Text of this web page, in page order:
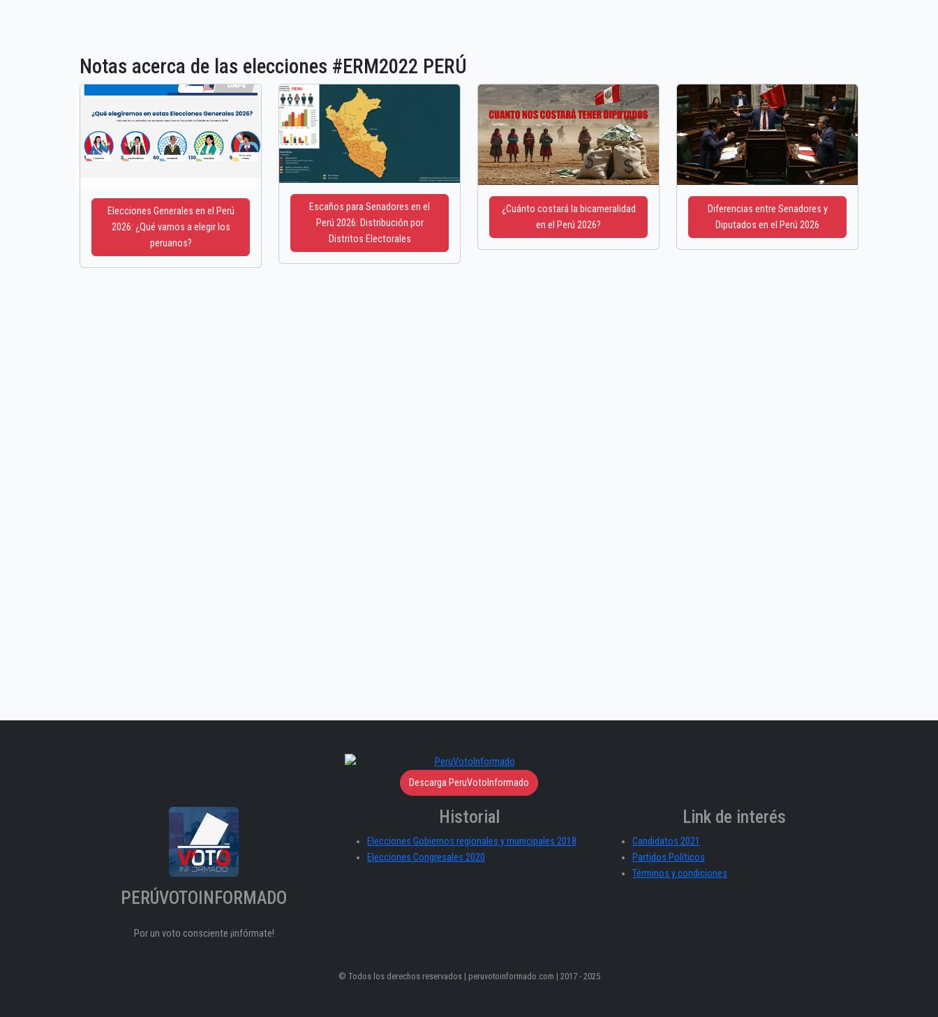
Notas acerca de las elecciones #ERM2022 PERÚ
Elecciones Generales en el Perú
2026: ¿Qué vamos a elegir los
peruanos?
Escaños para Senadores en el
Perú 2026: Distribución por
Distritos Electorales
¿Cuánto costará la bicameralidad
en el Perú 2026?
Diferencias entre Senadores y
Diputados en el Perú 2026
Descarga PeruVotoInformado
PERÚVOTOINFORMADO
Por un voto consciente ¡infórmate!
Historial
Elecciones Gobiernos regionales y municipales 2018
Elecciones Congresales 2020
Link de interés
Candidatos 2021
Partidos Políticos
Términos y condiciones
© Todos los derechos reservados | peruvotoinformado.com | 2017 - 2025